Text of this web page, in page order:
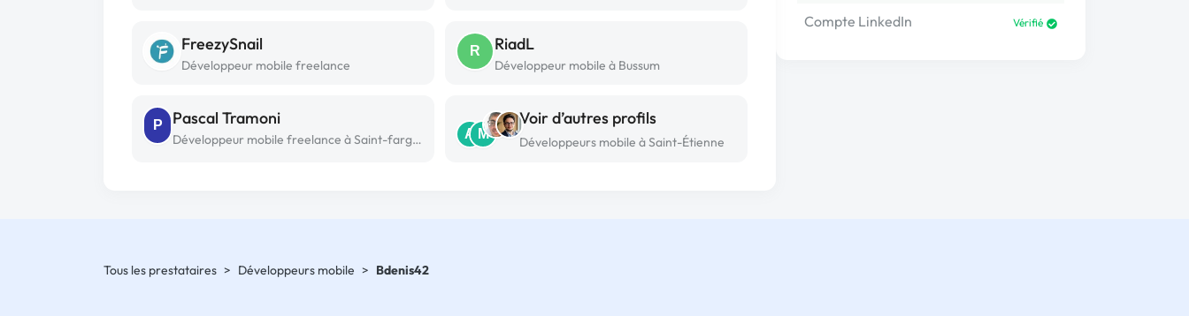
Compte LinkedIn Vérifié
FreezySnail
Développeur mobile freelance
R RiadL
Développeur mobile à Bussum
P Pascal Tramoni
Développeur mobile freelance à Saint-fargeau-ponthierry A M
Voir d’autres profils
Développeurs mobile à Saint-Étienne
Tous les prestataires > Développeurs mobile > Bdenis42